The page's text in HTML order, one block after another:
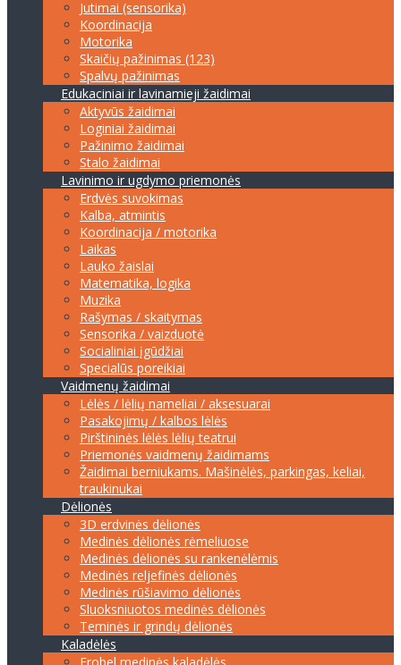
Jutimai (sensorika)
Koordinacija
Motorika
Skaičių pažinimas (123)
Spalvų pažinimas
Edukaciniai ir lavinamieji žaidimai
Aktyvūs žaidimai
Loginiai žaidimai
Pažinimo žaidimai
Stalo žaidimai
Lavinimo ir ugdymo priemonės
Erdvės suvokimas
Kalba, atmintis
Koordinacija / motorika
Laikas
Lauko žaislai
Matematika, logika
Muzika
Rašymas / skaitymas
Sensorika / vaizduotė
Socialiniai įgūdžiai
Specialūs poreikiai
Vaidmenų žaidimai
Lėlės / lėlių nameliai / aksesuarai
Pasakojimų / kalbos lėlės
Pirštininės lėlės lėlių teatrui
Priemonės vaidmenų žaidimams
Žaidimai berniukams. Mašinėlės, parkingas, keliai,
traukinukai
Dėlionės
3D erdvinės dėlionės
Medinės dėlionės rėmeliuose
Medinės dėlionės su rankenėlėmis
Medinės reljefinės dėlionės
Medinės rūšiavimo dėlionės
Sluoksniuotos medinės dėlionės
Teminės ir grindų dėlionės
Kaladėlės
Frobel medinės kaladėlės